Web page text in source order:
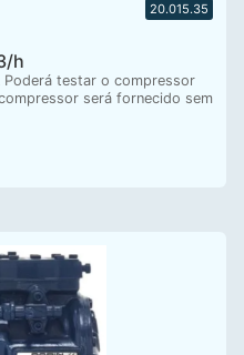
h
20.015.35
Poderá testar o compressor
será fornecido sem